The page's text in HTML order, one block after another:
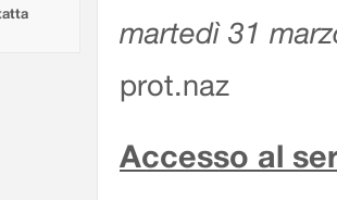
martedì 31
prot.naz
Accesso al